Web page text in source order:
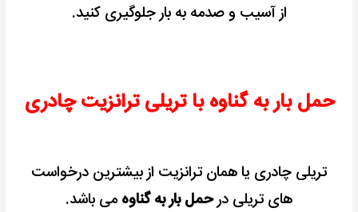
از آسیب و صدمه به بار جلوگیری کنید.
حمل بار به گناوه با تریلی ترانزیت چادری
تریلی چادری یا همان ترانزیت از بیشترین درخواست
های تریلی درحمل بار به گناوه می باشد.